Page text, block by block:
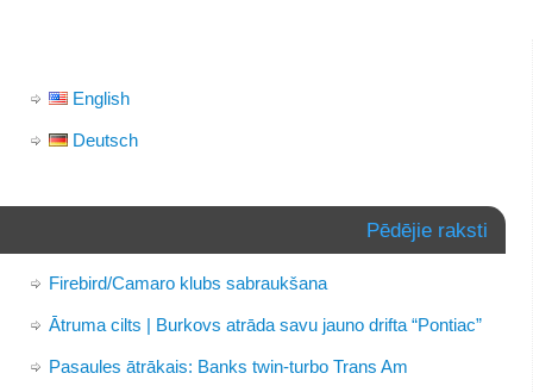
English
Deutsch
Pēdējie raksti
Firebird/Camaro klubs sabraukšana
Ātruma cilts | Burkovs atrāda savu jauno drifta “Pontiac”
Pasaules ātrākais: Banks twin-turbo Trans Am